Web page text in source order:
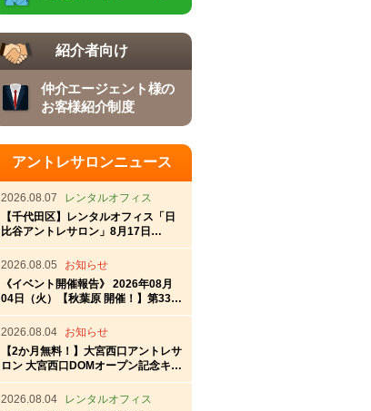
紹介者向け
仲介エージェント様の
お客様紹介制度
アントレサロンニュース
2026.08.07
レンタルオフィス
【千代田区】レンタルオフィス「日
比谷アントレサロン」8月17日
（月）OPEN！
2026.08.05
お知らせ
《イベント開催報告》 2026年08月
04日（火）【秋葉原 開催！】第337
回秋葉原アントレ交流会
2026.08.04
お知らせ
【2か月無料！】大宮西口アントレサ
ロン 大宮西口DOMオープン記念キャ
ンペーン
2026.08.04
レンタルオフィス